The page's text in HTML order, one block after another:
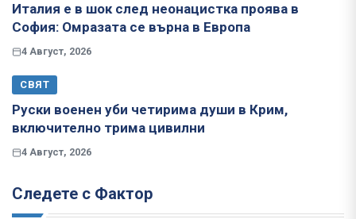
Италия е в шок след неонацистка проява в
София: Омразата се върна в Европа
4 Август, 2026
СВЯТ
Руски военен уби четирима души в Крим,
включително трима цивилни
4 Август, 2026
Следете с Фактор